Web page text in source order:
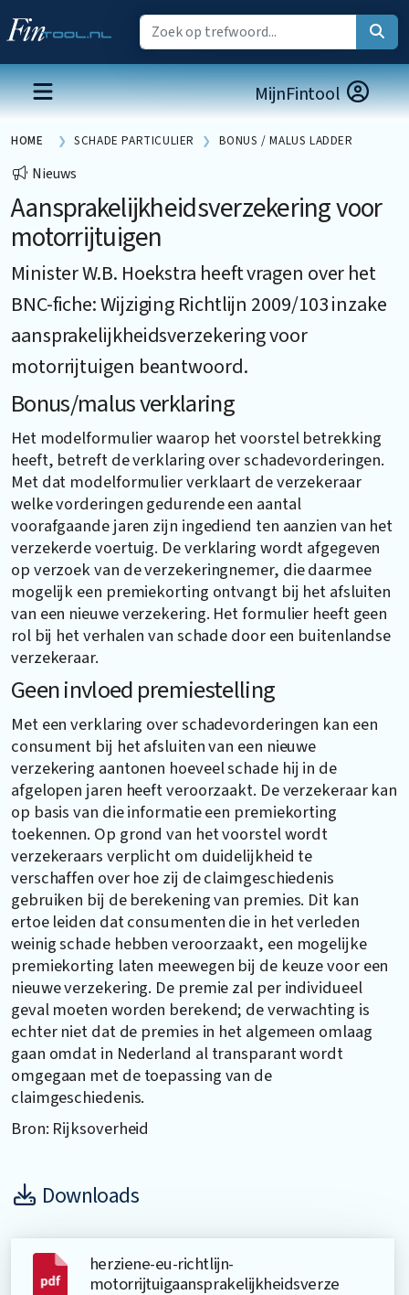
MijnFintool
HOME SCHADE PARTICULIER BONUS / MALUS LADDER
Nieuws
Aansprakelijkheidsverzekering voor
motorrijtuigen
Minister W.B. Hoekstra heeft vragen over het
BNC-fiche: Wijziging Richtlijn 2009/103 inzake
aansprakelijkheidsverzekering voor
motorrijtuigen beantwoord.
Bonus/malus verklaring
Het modelformulier waarop het voorstel betrekking
heeft, betreft de verklaring over schadevorderingen.
Met dat modelformulier verklaart de verzekeraar
welke vorderingen gedurende een aantal
voorafgaande jaren zijn ingediend ten aanzien van het
verzekerde voertuig. De verklaring wordt afgegeven
op verzoek van de verzekeringnemer, die daarmee
mogelijk een premiekorting ontvangt bij het afsluiten
van een nieuwe verzekering. Het formulier heeft geen
rol bij het verhalen van schade door een buitenlandse
verzekeraar.
Geen invloed premiestelling
Met een verklaring over schadevorderingen kan een
consument bij het afsluiten van een nieuwe
verzekering aantonen hoeveel schade hij in de
afgelopen jaren heeft veroorzaakt. De verzekeraar kan
op basis van die informatie een premiekorting
toekennen. Op grond van het voorstel wordt
verzekeraars verplicht om duidelijkheid te
verschaffen over hoe zij de claimgeschiedenis
gebruiken bij de berekening van premies. Dit kan
ertoe leiden dat consumenten die in het verleden
weinig schade hebben veroorzaakt, een mogelijke
premiekorting laten meewegen bij de keuze voor een
nieuwe verzekering. De premie zal per individueel
geval moeten worden berekend; de verwachting is
echter niet dat de premies in het algemeen omlaag
gaan omdat in Nederland al transparant wordt
omgegaan met de toepassing van de
claimgeschiedenis.
Bron: Rijksoverheid
Downloads
herziene-eu-richtlijn-
motorrijtuigaansprakelijkheidsverze